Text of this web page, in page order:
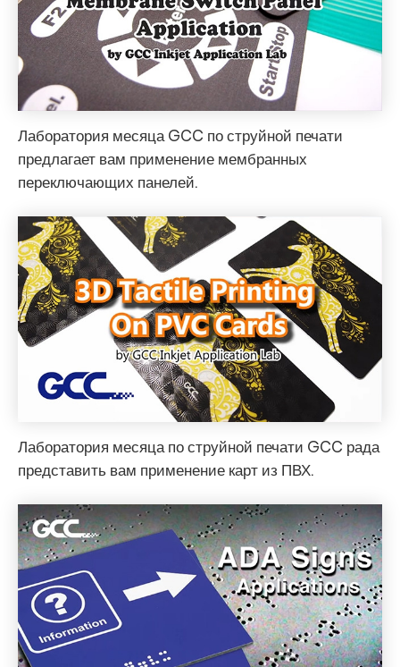
Лаборатория месяца GCC по струйной печати
предлагает вам применение мембранных
переключающих панелей.
Лаборатория месяца по струйной печати GCC рада
представить вам применение карт из ПВХ.